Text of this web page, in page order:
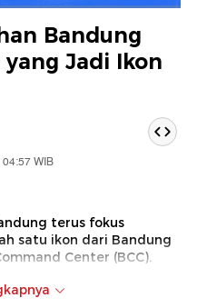
Bandung
Jadi Ikon
WIB
terus fokus
satu ikon dari Bandung
Center (BCC).
detikers untuk